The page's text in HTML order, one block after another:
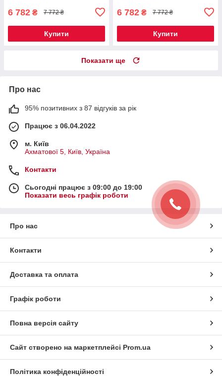
6 782 ₴ 7 772 ₴
Купити
6 782 ₴ 7 772 ₴
Купити
Показати ще
Про нас
95% позитивних з 87 відгуків за рік
Працює з 06.04.2022
м. Київ
Ахматової 5, Київ, Україна
Контакти
Сьогодні працює з 09:00 до 19:00
Показати весь графік роботи
Про нас
Контакти
Доставка та оплата
Графік роботи
Повна версія сайту
Сайт створено на маркетплейсі Prom.ua
Політика конфіденційності